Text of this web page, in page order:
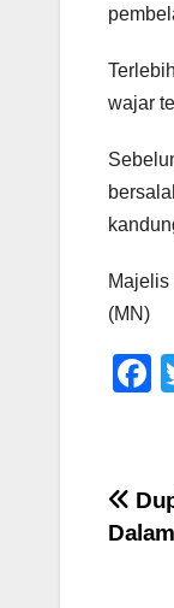
wajar
(MN)
F
e
b